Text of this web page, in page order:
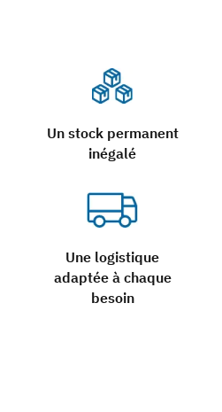
Un stock permanent
inégalé
Une logistique
adaptée à chaque
besoin